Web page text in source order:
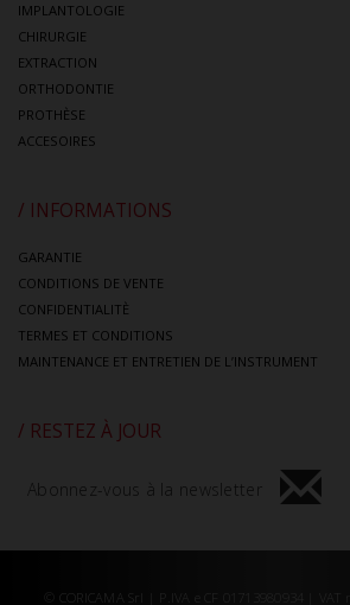
IMPLANTOLOGIE
CHIRURGIE
EXTRACTION
ORTHODONTIE
PROTHÈSE
ACCESOIRES
/ INFORMATIONS
GARANTIE
CONDITIONS DE VENTE
CONFIDENTIALITÈ
TERMES ET CONDITIONS
MAINTENANCE ET ENTRETIEN DE L’INSTRUMENT
/ RESTEZ À JOUR
Abonnez-vous à la newsletter
© CORICAMA Srl | P.IVA e CF 01713980934 | VAT